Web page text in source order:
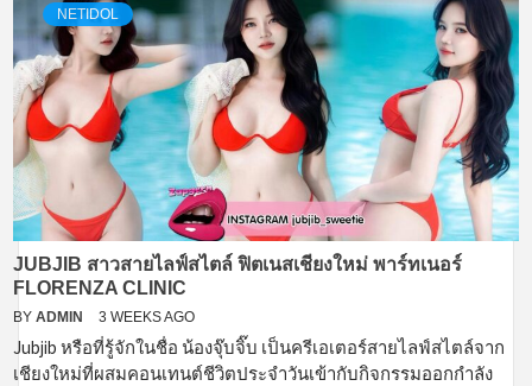
NETIDOL
JUBJIB สาวสายไลฟ์สไตล์ ฟิตเนสเชียงใหม่ พาร์ทเนอร์
FLORENZA CLINIC
BY ADMIN 3 WEEKS AGO
Jubjib หรือที่รู้จักในชื่อ น้องจุ๊บจิ๊บ เป็นครีเอเตอร์สายไลฟ์สไตล์จาก
เชียงใหม่ที่ผสมคอนเทนต์ชีวิตประจำวันเข้ากับกิจกรรมออกกำลัง